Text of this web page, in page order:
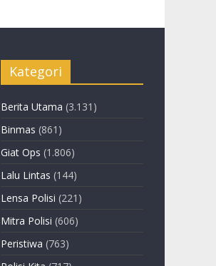
Kategori
Berita Utama (3.131)
Binmas (861)
Giat Ops (1.806)
Lalu Lintas (144)
Lensa Polisi (221)
Mitra Polisi (606)
Peristiwa (763)